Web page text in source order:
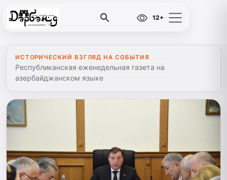
12+
ИСТОРИЧЕСКИЙ ВЗГЛЯД НА СОБЫТИЯ
Республиканская еженедельная газета на
азербайджанском языке